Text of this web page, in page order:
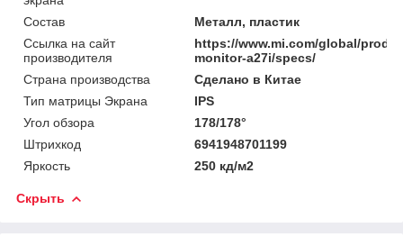
Состав
Металл, пластик
Ссылка на сайт
производителя
https://www.mi.com/global/
monitor-a27i/specs/
Страна производства
Сделано в Китае
Тип матрицы Экрана
IPS
Угол обзора
178/178°
Штрихкод
6941948701199
Яркость
250 кд/м2
Скрыть